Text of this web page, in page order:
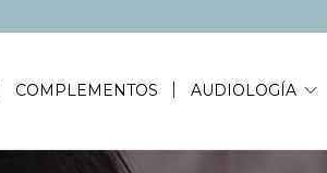
COMPLEMENTOS AUDIOLOGÍA